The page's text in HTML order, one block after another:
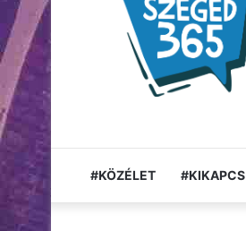
#KÖZÉLET #KIKAPCS